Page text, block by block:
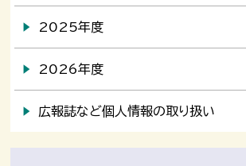
2025年度
2026年度
広報誌など個人情報の取り扱い